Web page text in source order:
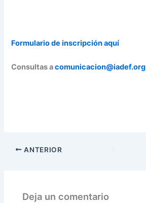
Formulario de inscripción aquí
Consultas acomunicacion@iadef.org
ANTERIOR
Deja un comentario